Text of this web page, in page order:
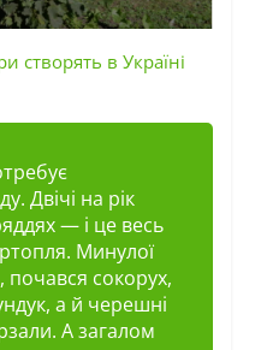
створять в Україні
Двічі на рік
— ​і це весь
Минулої
почався сокорух,
а й черешні
А загалом